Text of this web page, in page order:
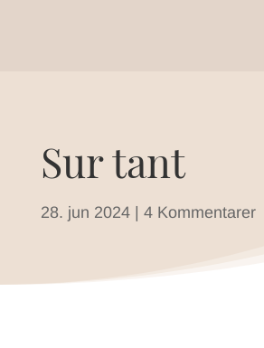
Sur tant
28. jun 2024| 4 Kommentarer